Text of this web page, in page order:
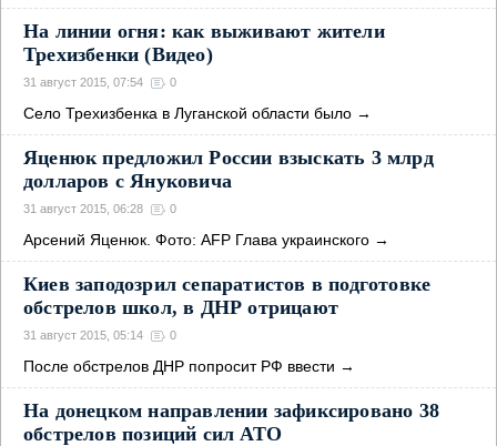
На линии огня: как выживают жители
Трехизбенки (Видео)
31 август 2015, 07:54 0
Село Трехизбенка в Луганской области было →
Яценюк предложил России взыскать 3 млрд
долларов с Януковича
31 август 2015, 06:28 0
Арсений Яценюк. Фото: AFP Глава украинского →
Киев заподозрил сепаратистов в подготовке
обстрелов школ, в ДНР отрицают
31 август 2015, 05:14 0
После обстрелов ДНР попросит РФ ввести →
На донецком направлении зафиксировано 38
обстрелов позиций сил АТО